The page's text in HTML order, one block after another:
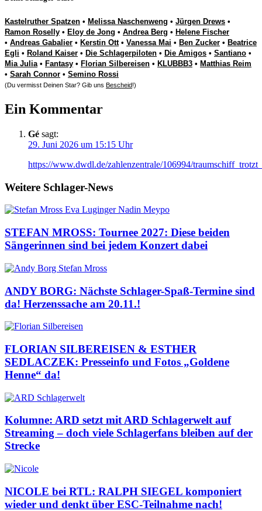
Kastelruther Spatzen • Melissa Naschenweng • Jürgen Drews •
Ramon Roselly • Eloy de Jong • Andrea Berg • Helene Fischer
• Andreas Gabalier • Kerstin Ott• Vanessa Mai • Ben Zucker • Beatrice
Egli • Roland Kaiser • Die Schlagerpiloten • Die Amigos • Santiano •
Mia Julia• Fantasy • Florian Silbereisen • KLUBBB3 • Matthias Reim
• Sarah Connor • Semino Rossi
(Du vermisst Deinen Star? Gib uns Bescheid!)
Ein Kommentar
Gé sagt:
29. Juni 2026 um 15:15 Uhr
https://www.dwdl.de/zahlenzentrale/106994/
Weitere Schlager-News
STEFAN MROSS: Tournee 2027: Diese beiden
Sängerinnen sind bei jedem Konzert dabei
ANDY BORG: Nächste Schlager-Spaß-Termine sind
da! Herzenssache am 20.11.!
FLORIAN SILBEREISEN & ESTHER
SEDLACZEK: Presseinfo und Fotos „Goldene
Henne“ da!
Kolumne: ARD setzt mit ARD Schlagerwelt auf
Streaming – doch viele Schlagerfans bleiben auf der
Strecke
NICOLE bei RTL: RALPH SIEGEL komponiert
wieder und denkt über ESC-Teilnahme nach!